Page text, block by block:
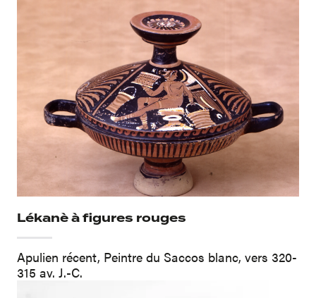
Lékanè à figures rouges
Apulien récent, Peintre du Saccos blanc, vers 320-
315 av. J.-C.